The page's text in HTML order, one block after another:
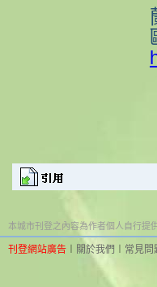
本城市刊登之內容為作者個人自行提
刊登網站廣告 關於我們 常見問